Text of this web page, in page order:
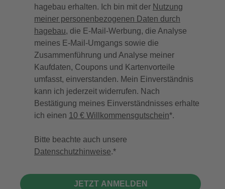
hagebau erhalten. Ich bin mit der Nutzung
meiner personenbezogenen Daten durch
hagebau, die E-Mail-Werbung, die Analyse
meines E-Mail-Umgangs sowie die
Zusammenführung und Analyse meiner
Kaufdaten, Coupons und Kartenvorteile
umfasst, einverstanden. Mein Einverständnis
kann ich jederzeit widerrufen. Nach
Bestätigung meines Einverständnisses erhalte
ich einen 10 € Willkommensgutschein*.
Bitte beachte auch unsere
Datenschutzhinweise.
JETZT ANMELDEN